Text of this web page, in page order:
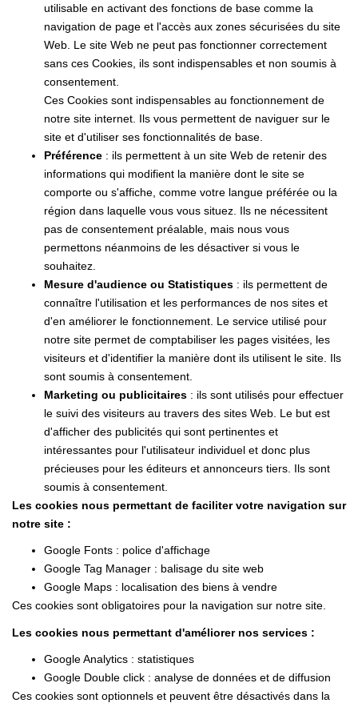
utilisable en activant des fonctions de base comme la
navigation de page et l'accès aux zones sécurisées du site
Web. Le site Web ne peut pas fonctionner correctement
sans ces Cookies, ils sont indispensables et non soumis à
consentement.
Ces Cookies sont indispensables au fonctionnement de
notre site internet. Ils vous permettent de naviguer sur le
site et d'utiliser ses fonctionnalités de base.
Préférence : ils permettent à un site Web de retenir des
informations qui modifient la manière dont le site se
comporte ou s'affiche, comme votre langue préférée ou la
région dans laquelle vous vous situez. Ils ne nécessitent
pas de consentement préalable, mais nous vous
permettons néanmoins de les désactiver si vous le
souhaitez.
Mesure d'audience ou Statistiques : ils permettent de
connaître l'utilisation et les performances de nos sites et
d'en améliorer le fonctionnement. Le service utilisé pour
notre site permet de comptabiliser les pages visitées, les
visiteurs et d'identifier la manière dont ils utilisent le site. Ils
sont soumis à consentement.
Marketing ou publicitaires : ils sont utilisés pour effectuer
le suivi des visiteurs au travers des sites Web. Le but est
d'afficher des publicités qui sont pertinentes et
intéressantes pour l'utilisateur individuel et donc plus
précieuses pour les éditeurs et annonceurs tiers. Ils sont
soumis à consentement.
Les cookies nous permettant de faciliter votre navigation sur
notre site :
Google Fonts : police d'affichage
Google Tag Manager : balisage du site web
Google Maps : localisation des biens à vendre
Ces cookies sont obligatoires pour la navigation sur notre site.
Les cookies nous permettant d'améliorer nos services :
Google Analytics : statistiques
Google Double click : analyse de données et de diffusion
Ces cookies sont optionnels et peuvent être désactivés dans la